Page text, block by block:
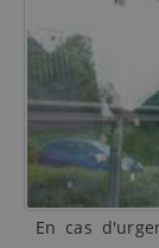
En cas